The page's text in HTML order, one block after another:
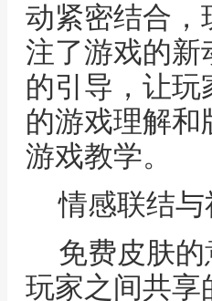
动紧密结合，
注了游戏的新
的引导，让
的游戏理解
游戏教学。
情感联结
免费皮肤
玩家之间共享